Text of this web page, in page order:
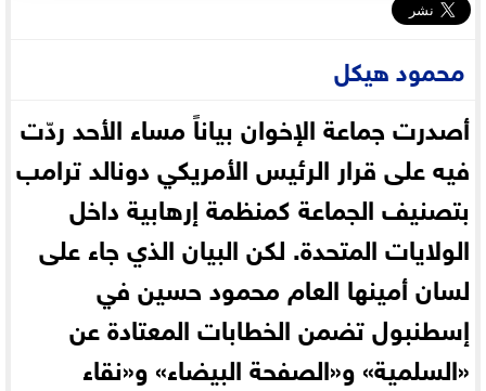
محمود هيكل
أصدرت جماعة الإخوان بياناً مساء الأحد ردّت
فيه على قرار الرئيس الأمريكي دونالد ترامب
بتصنيف الجماعة كمنظمة إرهابية داخل
الولايات المتحدة. لكن البيان الذي جاء على
لسان أمينها العام محمود حسين في
إسطنبول تضمن الخطابات المعتادة عن
«السلمية » و«الصفحة البيضاء » و«نقاء